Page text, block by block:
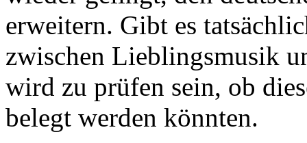
erweitern. Gibt es
zwischen Lieblingsmusik
wird zu prüfen sein, ob
belegt werden könnten.